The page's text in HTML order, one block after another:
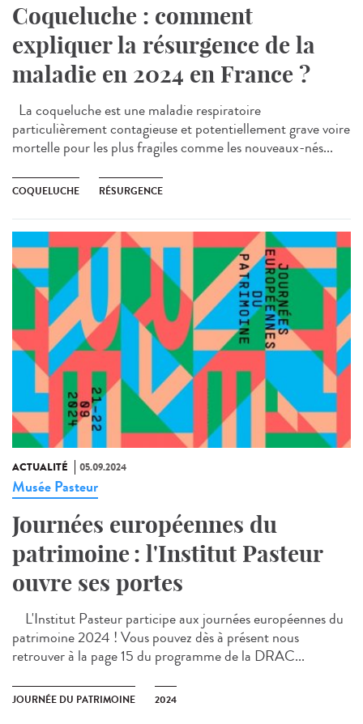
Coqueluche : comment
expliquer la résurgence de la
maladie en 2024 en France ?
La coqueluche est une maladie respiratoire
particulièrement contagieuse et potentiellement grave voire
mortelle pour les plus fragiles comme les nouveaux-nés...
COQUELUCHE RÉSURGENCE
ACTUALITÉ 05.09.2024
Musée Pasteur
Journées européennes du
patrimoine : l'Institut Pasteur
ouvre ses portes
L'Institut Pasteur participe aux journées européennes du
patrimoine 2024 ! Vous pouvez dès à présent nous
retrouver à la page 15 du programme de la DRAC...
JOURNÉE DU PATRIMOINE 2024